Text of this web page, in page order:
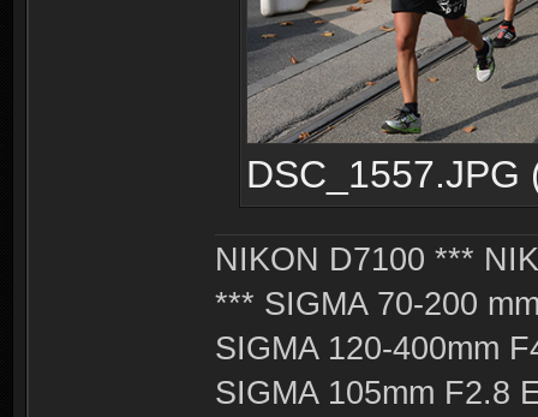
DSC_1557.JPG
NIKON D7100 ***
*** SIGMA 70-200
SIGMA 120-400mm
SIGMA 105mm F2.8